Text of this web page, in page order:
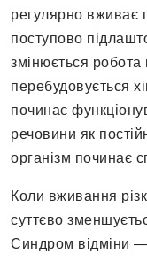
регулярно вживає
поступово
змінюється робота
перебудовується
починає
речовини як
організм починає
Коли вживання
суттєво
Синдром відміни —